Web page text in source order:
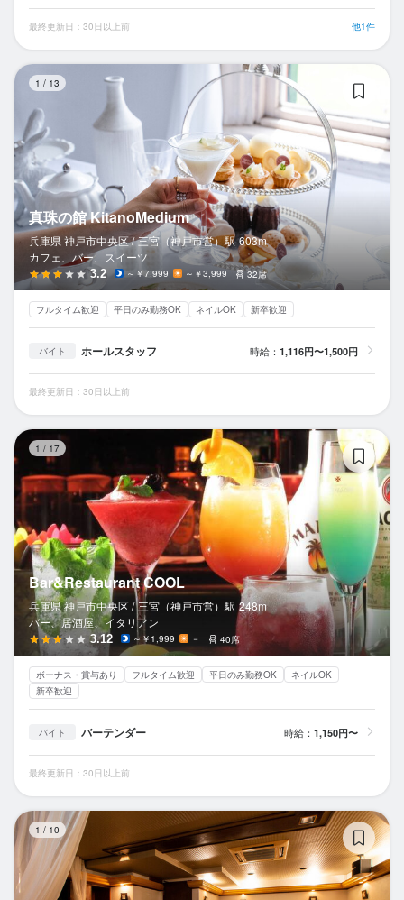
最終更新日：30日以上前 他1件
1 / 13
真珠の館 KitanoMedium
兵庫県 神戸市中央区 / 三宮（神戸市営）駅 603m
カフェ、バー、スイーツ
3.2 ～￥7,999 ～￥3,999 32席
フルタイム歓迎 平日のみ勤務OK ネイルOK 新卒歓迎
バイト ホールスタッフ 時給： 1,116円〜1,500円
最終更新日：30日以上前
1 / 17
Bar&Restaurant COOL
兵庫県 神戸市中央区 / 三宮（神戸市営） 駅 248m
バー、居酒屋、イタリアン
3.12 ～￥1,999 － 40席
ボーナス・賞与あり フルタイム歓迎 平日のみ勤務OK
ネイルOK
新卒歓迎
バイト バーテンダー 時給： 1,150円〜
最終更新日：30日以上前
1 / 10